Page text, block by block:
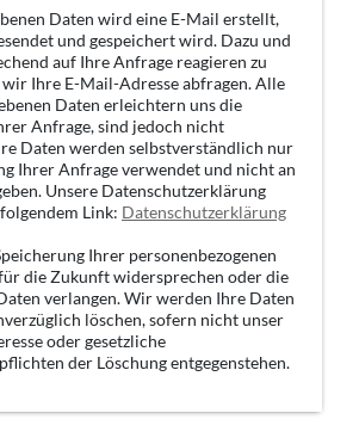
Daten wird eine E-Mail erstellt,
und gespeichert wird. Dazu und
auf Ihre Anfrage reagieren zu
wir Ihre E-Mail-Adresse abfragen. Alle
Daten erleichtern uns die
Anfrage, sind jedoch nicht
Daten werden selbstverständlich nur
Ihrer Anfrage verwendet und nicht an
Unsere Datenschutzerklärung
Link: Datenschutzerklärung
Ihrer personenbezogenen
die Zukunft widersprechen oder die
verlangen. Wir werden Ihre Daten
löschen, sofern nicht unser
oder gesetzliche
der Löschung entgegenstehen.